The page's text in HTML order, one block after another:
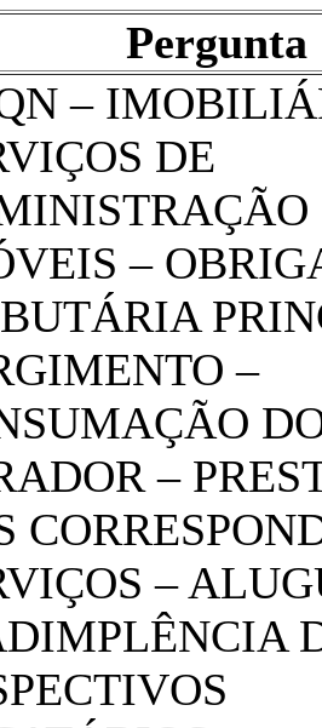
Pergunta
–
DE
–
–
–
–